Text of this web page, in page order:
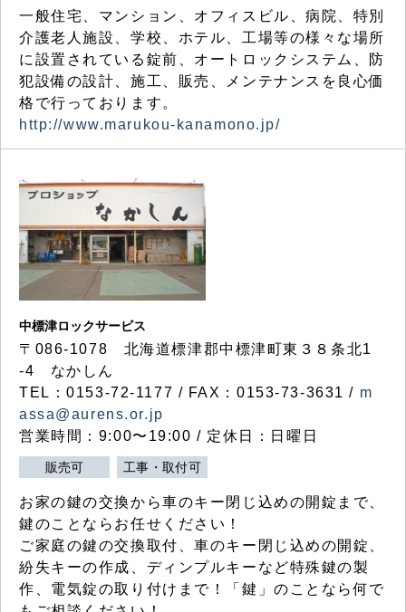
一般住宅、マンション、オフィスビル、病院、特別
介護老人施設、学校、ホテル、工場等の様々な場所
に設置されている錠前、オートロックシステム、防
犯設備の設計、施工、販売、メンテナンスを良心価
格で行っております。
http://www.marukou-kanamono.jp/
中標津ロックサービス
〒086-1078 北海道標津郡中標津町東３８条北1
-4 なかしん
TEL：0153-72-1177 / FAX：0153-73-3631 / m
assa@aurens.or.jp
営業時間：9:00〜19:00 / 定休日：日曜日
販売可 工事・取付可
お家の鍵の交換から車のキー閉じ込めの開錠まで、
鍵のことならお任せください！
ご家庭の鍵の交換取付、車のキー閉じ込めの開錠、
紛失キーの作成、ディンプルキーなど特殊鍵の製
作、電気錠の取り付けまで！「鍵」のことなら何で